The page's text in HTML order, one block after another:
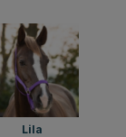
Lila